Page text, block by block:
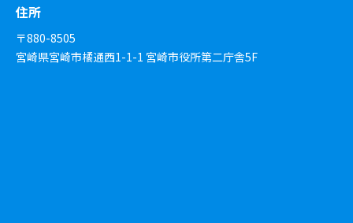
住所
〒880-8505
宮崎県宮崎市橘通西1-1-1 宮崎市役所第二庁舎5F